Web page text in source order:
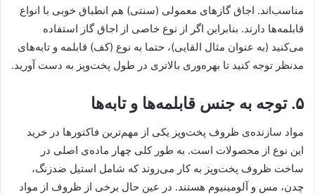
مناسب‌اند. اجاق گازهای معمولی (سنتی) هم انطباق خوبی با انواع
قابلمه‌ها دارند. بنابراین اگر از نوع خاصی از اجاق گاز استفاده
می‌کنید (به عنوان مثال القایی)، حتما به نوع (کف) قابلمه و تابه‌های
مدنظر توجه کنید تا بهره‌وری بالاتری در طول پخت‌وپز به دست آورید.
۵. توجه به جنس قابلمه‌ها و تابه‌ها
مواد سازنده‌ی ظروف پخت‌وپز یکی از مهم‌ترین فاکتورها در خرید
این نوع از محصولات است. به طور کلی چهار ماده‌ی اصلی در
ساخت ظروف پخت‌و‌پز به کار می‌روند که شامل استیل ضدزنگ،
چدن، مس و آلومینیوم هستند. در عین حال برخی از ظروف از مواد